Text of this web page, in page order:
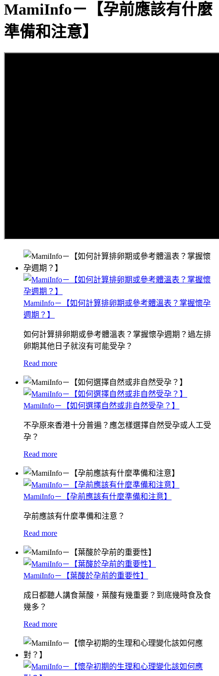
MamiInfo－【孕前應該有什麼
準備和注意】
MamiInfo－【如何計算排卵期或參考體溫表？掌握懷孕
週期？】
如何計算排卵期或參考體溫表？掌握懷孕週期？過左排
卵期其他日子就沒有可能受孕？
Read more
MamiInfo－【如何選擇自然或非自然受孕？】
不孕原來香港十分普遍？應怎樣選擇自然受孕或人工受
孕？
Read more
MamiInfo－【孕前應該有什麼準備和注意】
孕前應該有什麼準備和注意？
Read more
MamiInfo－【葉酸於孕前的重要性】
成日都聽人講食葉酸，葉酸有幾重要？到底幾時食及食
幾多？
Read more